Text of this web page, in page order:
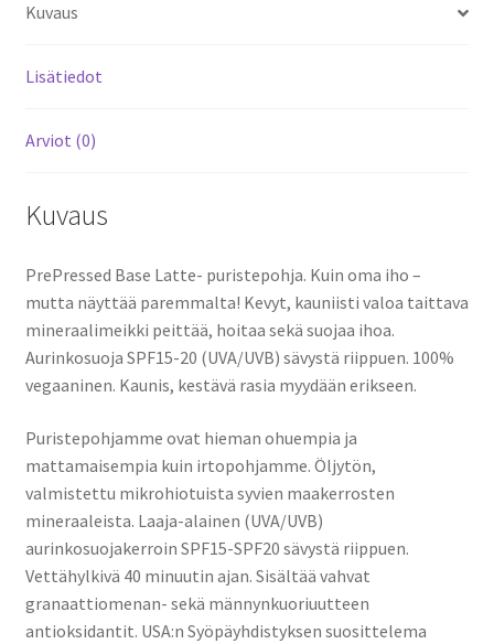
Kuvaus
Lisätiedot
Arviot (0)
Kuvaus
PrePressed Base Latte- puristepohja. Kuin oma iho –
mutta näyttää paremmalta! Kevyt, kauniisti valoa taittava
mineraalimeikki peittää, hoitaa sekä suojaa ihoa.
Aurinkosuoja SPF15-20 (UVA/UVB) sävystä riippuen. 100%
vegaaninen. Kaunis, kestävä rasia myydään erikseen.
Puristepohjamme ovat hieman ohuempia ja
mattamaisempia kuin irtopohjamme. Öljytön,
valmistettu mikrohiotuista syvien maakerrosten
mineraaleista. Laaja-alainen (UVA/UVB)
aurinkosuojakerroin SPF15-SPF20 sävystä riippuen.
Vettähylkivä 40 minuutin ajan. Sisältää vahvat
granaattiomenan- sekä männynkuoriuutteen
antioksidantit. USA:n Syöpäyhdistyksen suosittelema